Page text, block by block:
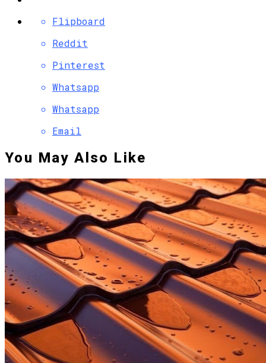
Flipboard
Reddit
Pinterest
Whatsapp
Whatsapp
Email
You May Also Like